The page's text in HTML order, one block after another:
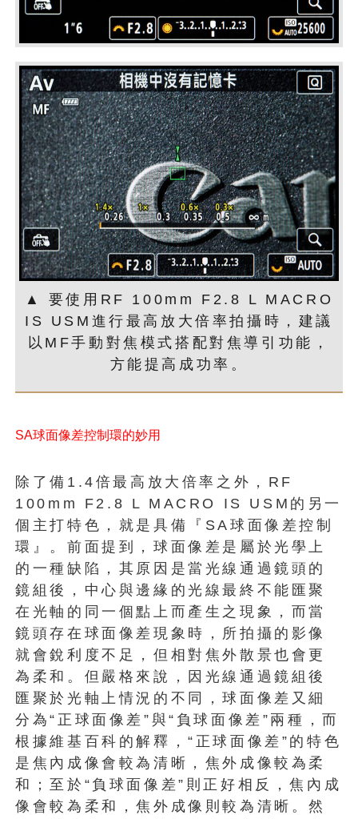
▲ 要使用RF 100mm F2.8 L MACRO
IS USM進行最高放大倍率拍攝時，建議
以MF手動對焦模式搭配對焦導引功能，
方能提高成功率。
SA球面像差控制環的妙用
除了備1.4倍最高放大倍率之外，RF
100mm F2.8 L MACRO IS USM的另一
個主打特色，就是具備『SA球面像差控制
環』。前面提到，球面像差是屬於光學上
的一種缺陷，其原因是當光線通過鏡頭的
鏡組後，中心與邊緣的光線最終不能匯聚
在光軸的同一個點上而產生之現象，而當
鏡頭存在球面像差現象時，所拍攝的影像
就會銳利度不足，但相對焦外散景也會更
為柔和。但嚴格來說，因光線通過鏡組後
匯聚於光軸上情況的不同，球面像差又細
分為“正球面像差”與“負球面像差”兩種，而
根據維基百科的解釋，“正球面像差”的特色
是焦內成像會較為清晰，焦外成像較為柔
和；至於“負球面像差”則正好相反，焦內成
像會較為柔和，焦外成像則較為清晰。然